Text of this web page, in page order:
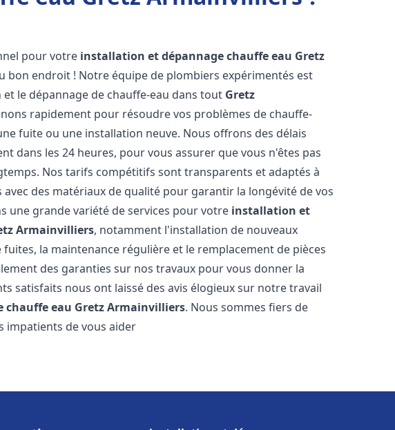
pour votre installation et dépannage chauffe eau Gretz
bon endroit ! Notre équipe de plombiers expérimentés est
le dépannage de chauffe-eau dans tout Gretz
rapidement pour résoudre vos problèmes de chauffe-
fuite ou une installation neuve. Nous offrons des délais
dans les 24 heures, pour vous assurer que vous n'êtes pas
Nos tarifs compétitifs sont transparents et adaptés à
des matériaux de qualité pour garantir la longévité de vos
une grande variété de services pour votre installation et
Armainvilliers, notamment l'installation de nouveaux
la maintenance régulière et le remplacement de pièces
des garanties sur nos travaux pour vous donner la
satisfaits nous ont laissé des avis élogieux sur notre travail
chauffe eau Gretz Armainvilliers. Nous sommes fiers de
impatients de vous aider